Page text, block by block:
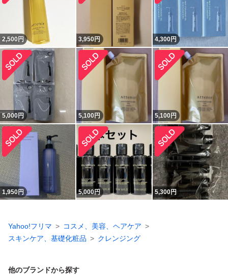
2,500 円 3,950円 4,300円
5,000円 5,100円 5,100円
1,950円 5,000円 5,300円
Yahoo!フリマ
コスメ、美容、ヘアケア
スキンケア、基礎化粧品
クレンジング
他のブランドから探す